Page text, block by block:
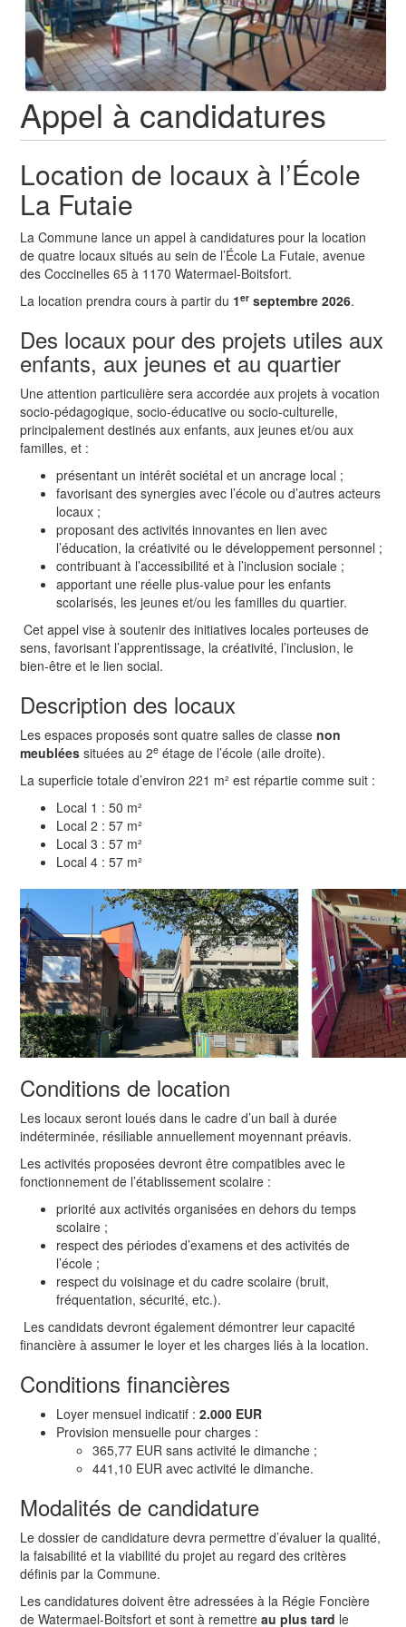
Appel à candidatures
Location de locaux à l’École
La Futaie
La Commune lance un appel à candidatures pour la location
de quatre locaux situés au sein de l’École La Futaie, avenue
des Coccinelles 65 à 1170 Watermael-Boitsfort.
La location prendra cours à partir du 1er septembre 2026.
Des locaux pour des projets utiles aux
enfants, aux jeunes et au quartier
Une attention particulière sera accordée aux projets à vocation
socio-pédagogique, socio-éducative ou socio-culturelle,
principalement destinés aux enfants, aux jeunes et/ou aux
familles, et :
présentant un intérêt sociétal et un ancrage local ;
favorisant des synergies avec l’école ou d’autres acteurs
locaux ;
proposant des activités innovantes en lien avec
l’éducation, la créativité ou le développement personnel ;
contribuant à l’accessibilité et à l’inclusion sociale ;
apportant une réelle plus-value pour les enfants
scolarisés, les jeunes et/ou les familles du quartier.
Cet appel vise à soutenir des initiatives locales porteuses de
sens, favorisant l’apprentissage, la créativité, l’inclusion, le
bien-être et le lien social.
Description des locaux
Les espaces proposés sont quatre salles de classenon
meublées situées au 2e étage de l’école (aile droite).
La superficie totale d’environ 221 m² est répartie comme suit :
Local 1 : 50 m²
Local 2 : 57 m²
Local 3 : 57 m²
Local 4 : 57 m²
Conditions de location
Les locaux seront loués dans le cadre d’un bail à durée
indéterminée, résiliable annuellement moyennant préavis.
Les activités proposées devront être compatibles avec le
fonctionnement de l’établissement scolaire :
priorité aux activités organisées en dehors du temps
scolaire ;
respect des périodes d’examens et des activités de
l’école ;
respect du voisinage et du cadre scolaire (bruit,
fréquentation, sécurité, etc.).
Les candidats devront également démontrer leur capacité
financière à assumer le loyer et les charges liés à la location.
Conditions financières
Loyer mensuel indicatif :2.000 EUR
Provision mensuelle pour charges :
365,77 EUR sans activité le dimanche ;
441,10 EUR avec activité le dimanche.
Modalités de candidature
Le dossier de candidature devra permettre d’évaluer la qualité,
la faisabilité et la viabilité du projet au regard des critères
définis par la Commune.
Les candidatures doivent être adressées à la Régie Foncière
de Watermael-Boitsfort et sont à remettreau plus tard le